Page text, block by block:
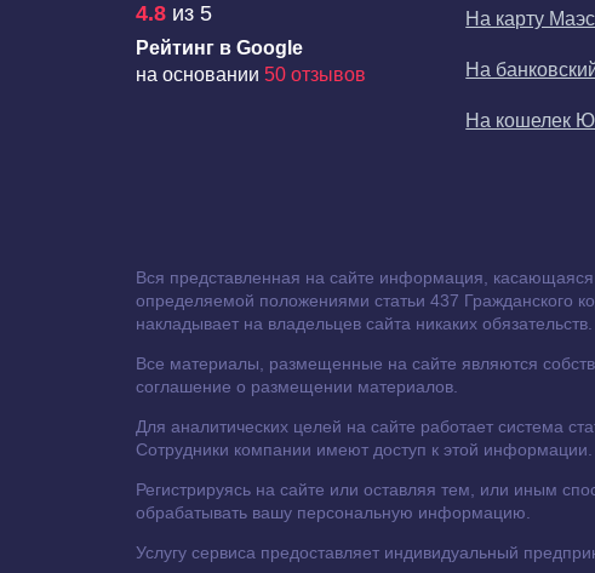
4.8 из 5
Рейтинг в Google
на основании 50 отзывов
На карту
На
На кошелек
Вся представленная на сайте информация,
определяемой положениями статьи 437 Гражданского
накладывает на владельцев сайта никаких обязательств.
Все материалы, размещенные на сайте являются
соглашение о размещении материалов.
Для аналитических целей на сайте работает система
Сотрудники компании имеют доступ к этой информации.
Регистрируясь на сайте или оставляя тем, или иным
обрабатывать вашу персональную информацию.
Услугу сервиса предоставляет индивидуальный